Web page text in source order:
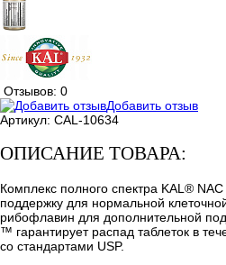
Отзывов: 0
Добавить отзыв
Артикул: CAL-10634
ОПИСАНИЕ ТОВАРА:
Комплекс полного спектра KAL®
поддержку для нормальной
рибофлавин для дополнительной
™ гарантирует распад таблеток в
со стандартами USP.